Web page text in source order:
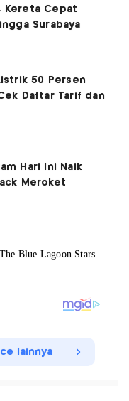
Kereta Cepat
Surabaya
50 Persen
Daftar Tarif dan
Hari Ini Naik
Meroket
lainnya